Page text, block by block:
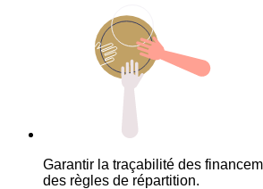
Garantir la traçabilité des
des règles de répartition.